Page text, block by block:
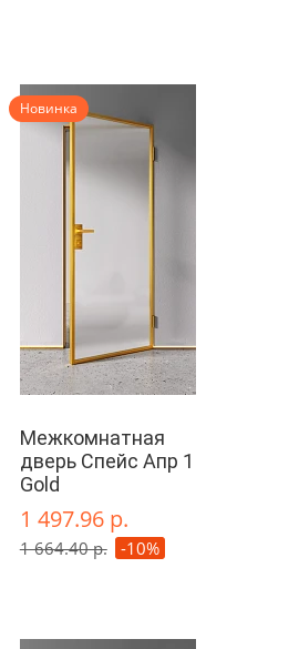
Новинка
Межкомнатная
дверь Спейс Апр 1
Gold
1 497.96 р.
1 664.40 р. -10%